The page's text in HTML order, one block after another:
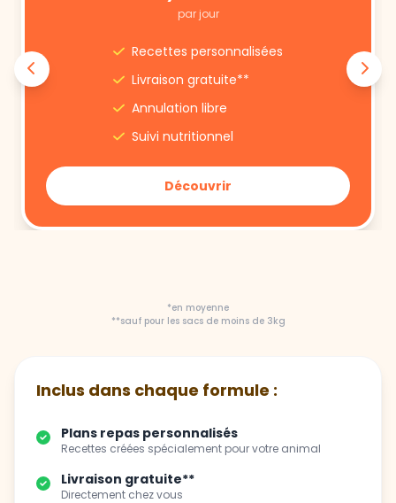
par jour
Recettes personnalisées
Livraison gratuite**
Annulation libre
Suivi nutritionnel
Découvrir
*en moyenne
**sauf pour les sacs de moins de 3kg
Inclus dans chaque formule :
Plans repas personnalisés
Recettes créées spécialement pour votre animal
Livraison gratuite**
Directement chez vous